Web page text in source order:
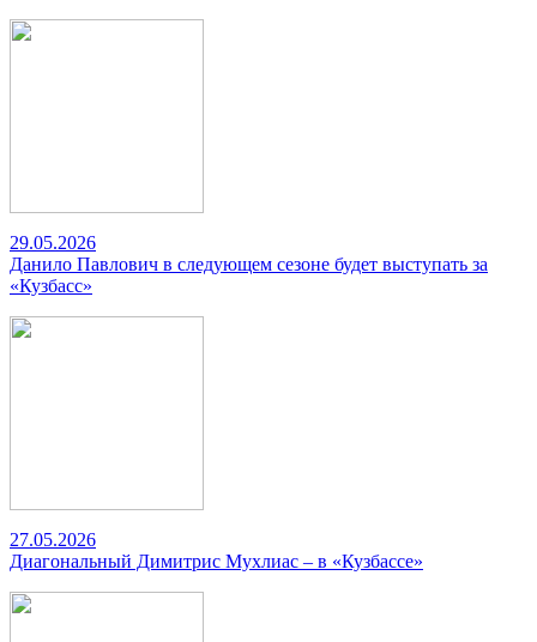
29.05.2026
Данило Павлович в следующем сезоне будет выступать за
«Кузбасс»
27.05.2026
Диагональный Димитрис Мухлиас – в «Кузбассе»